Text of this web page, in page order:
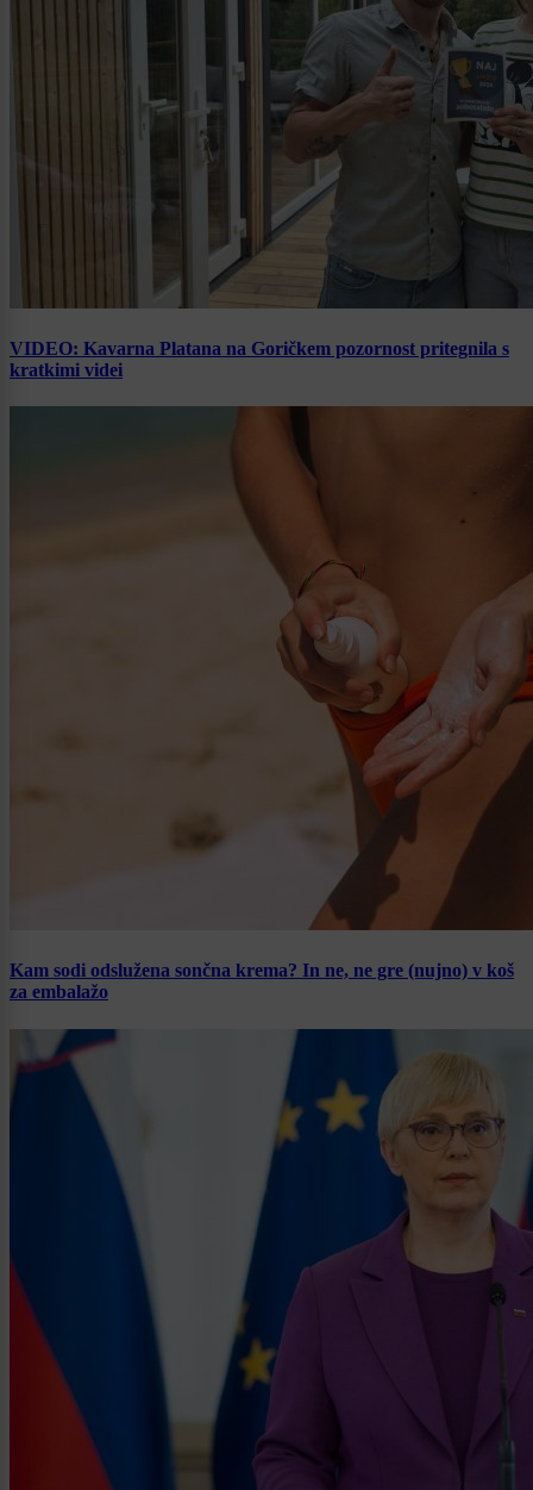
VIDEO: Kavarna Platana na Goričkem pozornost pritegnila s
kratkimi videi
Kam sodi odslužena sončna krema? In ne, ne gre (nujno) v koš
za embalažo